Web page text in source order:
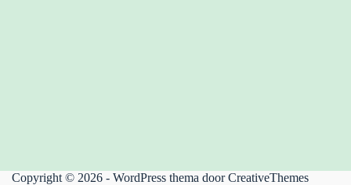
Copyright © 2026 - WordPress thema doorCreativeThemes